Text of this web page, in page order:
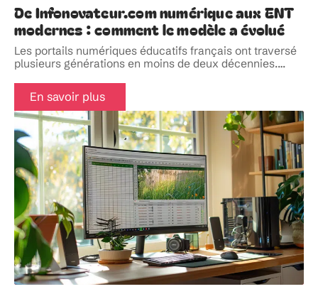
De Infonovateur.com numérique aux ENT
modernes : comment le modèle a évolué
Les portails numériques éducatifs français ont traversé
plusieurs générations en moins de deux décennies.…
En savoir plus